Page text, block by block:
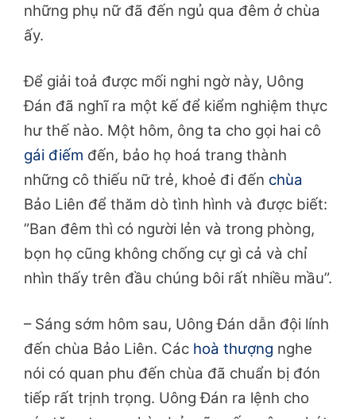
những phụ nữ đã đến ngủ qua đêm ở chùa
ấy.
Để giải toả được mối nghi ngờ này, Uông
Đán đã nghĩ ra một kế để kiểm nghiệm thực
hư thế nào. Một hôm, ông ta cho gọi hai cô
gái điếm đến, bảo họ hoá trang thành
những cô thiếu nữ trẻ, khoẻ đi đến chùa
Bảo Liên để thăm dò tình hình và được biết:
”Ban đêm thì có người lẻn và trong phòng,
bọn họ cũng không chống cự gì cả và chỉ
nhìn thấy trên đầu chúng bôi rất nhiều mầu”.
– Sáng sớm hôm sau, Uông Đán dẫn đội lính
đến chùa Bảo Liên. Các hoà thượng nghe
nói có quan phu đến chùa đã chuẩn bị đón
tiếp rất trịnh trọng. Uông Đán ra lệnh cho